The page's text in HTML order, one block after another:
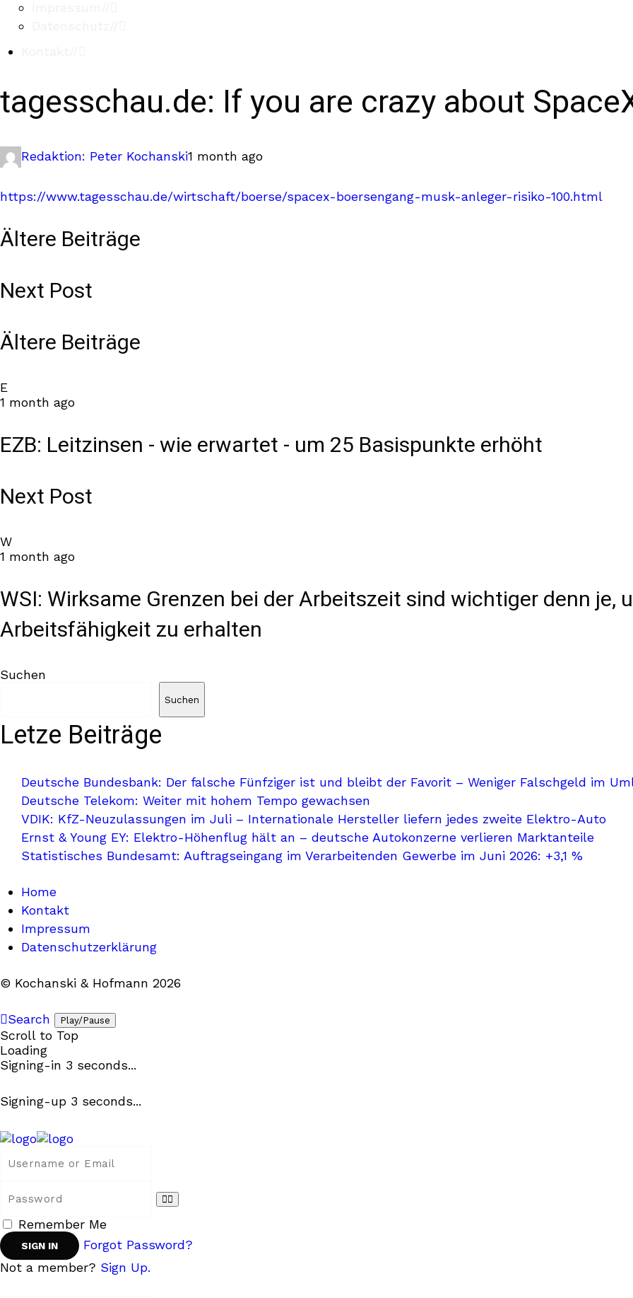
tagesschau.de: If you are crazy about
Redaktion: Peter Kochanski1 month ago
https://www.tagesschau.de/wirtschaft/boerse/spacex-boersengang-musk-anleger-risiko-100.html
Ältere Beiträge
Next Post
Ältere Beiträge
E
1 month ago
EZB: Leitzinsen - wie erwartet - um 25 Basispunkte erhöht
Next Post
W
1 month ago
WSI: Wirksame Grenzen bei der Arbeitszeit sind wichtiger denn je,
Arbeitsfähigkeit zu erhalten
Suchen
Suchen
Letze Beiträge
Deutsche Bundesbank: Der falsche Fünfziger ist und bleibt der Favorit – Weniger Falschgeld im
Deutsche Telekom: Weiter mit hohem Tempo gewachsen
VDIK: KfZ-Neuzulassungen im Juli – Internationale Hersteller liefern jedes zweite Elektro-Auto
Ernst & Young EY: Elektro-Höhenflug hält an – deutsche Autokonzerne verlieren Marktanteile
Statistisches Bundesamt: Auftragseingang im Verarbeitenden Gewerbe im Juni 2026: +3,1 %
Home
Kontakt
Impressum
Datenschutzerklärung
© Kochanski & Hofmann 2026
Search Play/Pause
Scroll to Top
Loading
Signing-in 3 seconds...
Signing-up 3 seconds...
Remember Me
Forgot Password?
Not a member? Sign Up.